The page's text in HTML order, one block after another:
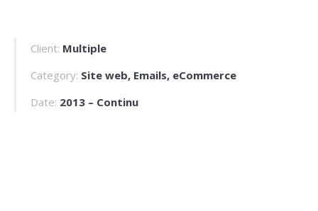
Client: Multiple
Category: Site web, Emails, eCommerce
Date: 2013 – Continu